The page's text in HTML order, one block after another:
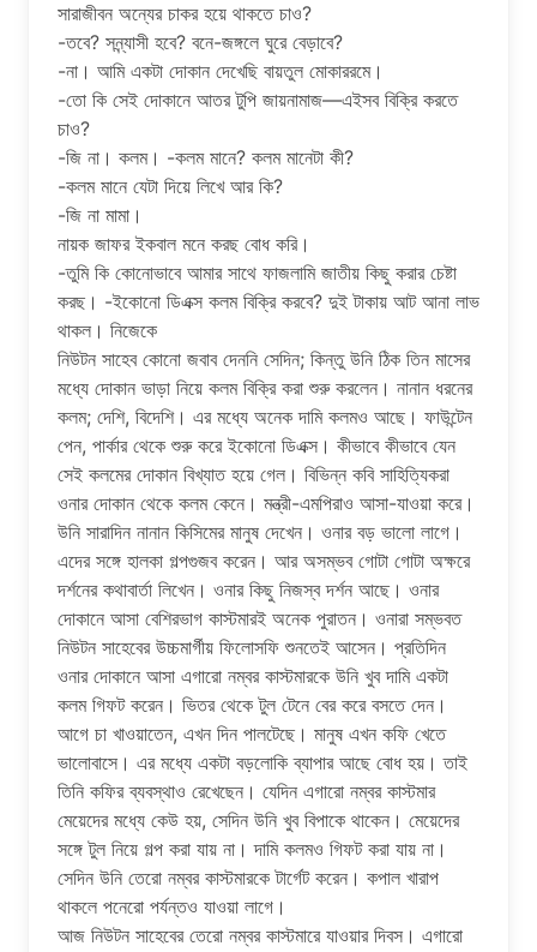
সারাজীবন অন্যের চাকর হয়ে থাকতে চাও?
-তবে? সন্ন্যাসী হবে? বনে-জঙ্গলে ঘুরে বেড়াবে?
-না। আমি একটা দোকান দেখেছি বায়তুল মোকাররমে।
-তো কি সেই দোকানে আতর টুপি জায়নামাজ—এইসব বিক্রি করতে
চাও?
-জি না। কলম। -কলম মানে? কলম মানেটা কী?
-কলম মানে যেটা দিয়ে লিখে আর কি?
-জি না মামা।
নায়ক জাফর ইকবাল মনে করছ বোধ করি।
-তুমি কি কোনোভাবে আমার সাথে ফাজলামি জাতীয় কিছু করার চেষ্টা
করছ। -ইকোনো ডিএক্স কলম বিক্রি করবে? দুই টাকায় আট আনা লাভ
থাকল। নিজেকে
নিউটন সাহেব কোনো জবাব দেননি সেদিন; কিন্তু উনি ঠিক তিন মাসের
মধ্যে দোকান ভাড়া নিয়ে কলম বিক্রি করা শুরু করলেন। নানান ধরনের
কলম; দেশি, বিদেশি। এর মধ্যে অনেক দামি কলমও আছে। ফাউন্টেন
পেন, পার্কার থেকে শুরু করে ইকোনো ডিএক্স। কীভাবে কীভাবে যেন
সেই কলমের দোকান বিখ্যাত হয়ে গেল। বিভিন্ন কবি সাহিত্যিকরা
ওনার দোকান থেকে কলম কেনে। মন্ত্রী-এমপিরাও আসা-যাওয়া করে।
উনি সারাদিন নানান কিসিমের মানুষ দেখেন। ওনার বড় ভালো লাগে।
এদের সঙ্গে হালকা গল্পগুজব করেন। আর অসম্ভব গোটা গোটা অক্ষরে
দর্শনের কথাবার্তা লিখেন। ওনার কিছু নিজস্ব দর্শন আছে। ওনার
দোকানে আসা বেশিরভাগ কাস্টমারই অনেক পুরাতন। ওনারা সম্ভবত
নিউটন সাহেবের উচ্চমার্গীয় ফিলোসফি শুনতেই আসেন। প্রতিদিন
ওনার দোকানে আসা এগারো নম্বর কাস্টমারকে উনি খুব দামি একটা
কলম গিফট করেন। ভিতর থেকে টুল টেনে বের করে বসতে দেন।
আগে চা খাওয়াতেন, এখন দিন পালটেছে। মানুষ এখন কফি খেতে
ভালোবাসে। এর মধ্যে একটা বড়লোকি ব্যাপার আছে বোধ হয়। তাই
তিনি কফির ব্যবস্থাও রেখেছেন। যেদিন এগারো নম্বর কাস্টমার
মেয়েদের মধ্যে কেউ হয়, সেদিন উনি খুব বিপাকে থাকেন। মেয়েদের
সঙ্গে টুল নিয়ে গল্প করা যায় না। দামি কলমও গিফট করা যায় না।
সেদিন উনি তেরো নম্বর কাস্টমারকে টার্গেট করেন। কপাল খারাপ
থাকলে পনেরো পর্যন্তও যাওয়া লাগে।
আজ নিউটন সাহেবের তেরো নম্বর কাস্টমারে যাওয়ার দিবস। এগারো